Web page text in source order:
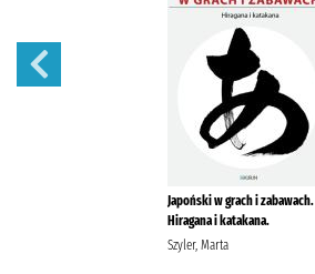
Japoński w grach i zabawach.
Hiragana i katakana.
Szyler, Marta